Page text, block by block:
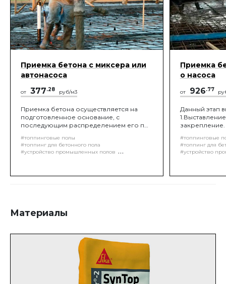
Приемка бетона с миксера или
автонасоса
от 377.28 руб/м3
Приемка бетона осуществляется на
подготовленное основание, с
последующим распределением его по
#топпинговые полы
#топпинг для бетонного пола
#устройство промышленных полов
Приемка
о насоса
от 926.77
Данный этап
поверхности
#топпинговые
#топпинг для
#устройство
Материалы